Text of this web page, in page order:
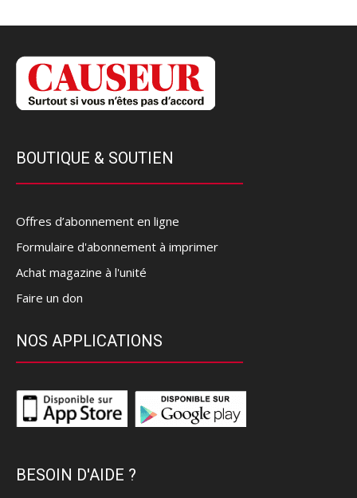
BOUTIQUE & SOUTIEN
Offres d’abonnement en ligne
Formulaire d'abonnement à imprimer
Achat magazine à l'unité
Faire un don
NOS APPLICATIONS
BESOIN D'AIDE ?